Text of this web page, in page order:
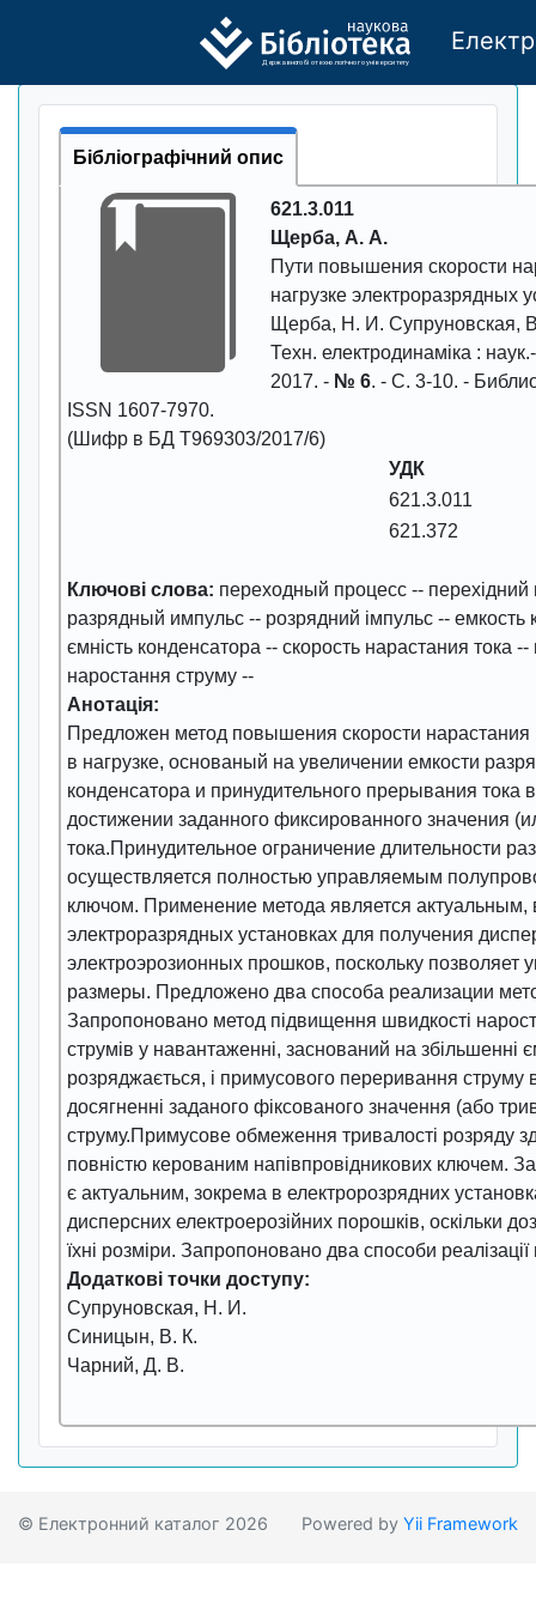
Державного бі отехно логічно го універси тету
Бібліографічний опис
621.3.011
Щерба, А. А.
Пути повышения скорости
нагрузке электроразрядных
Щерба, Н. И. Супруновская,
Техн. електродинаміка :
2017. - № 6. - С. 3-10. -
ISSN 1607-7970.
(Шифр в БД Т969303/2017/6)
УДК
621.3.011
621.372
Ключові слова: переходный процесс -- перехідний
разрядный импульс -- розрядний імпульс -- емкость
ємність конденсатора -- скорость нарастания тока --
наростання струму --
Анотація:
Предложен метод повышения скорости нарастания
в нагрузке, основаный на увеличении емкости
конденсатора и принудительного прерывания тока
достижении заданного фиксированного значения
тока.Принудительное ограничение длительности
осуществляется полностью управляемым
ключом. Применение метода является актуальным,
электроразрядных установках для получения
электроэрозионных прошков, поскольку позволяет
размеры. Предложено два способа реализации
Запропоновано метод підвищення швидкості
струмів у навантаженні, заснований на збільшенні
розряджається, і примусового переривання струму
досягненні заданого фіксованого значення (або
струму.Примусове обмеження тривалості розряду
повністю керованим напівпровідникових ключем.
є актуальним, зокрема в електророзрядних
дисперсних електроерозійних порошків, оскільки
їхні розміри. Запропоновано два способи реалізації
Додаткові точки доступу:
Супруновская, Н. И.
Синицын, В. К.
Чарний, Д. В.
© Електронний каталог 2026 Powered by Yii Framework